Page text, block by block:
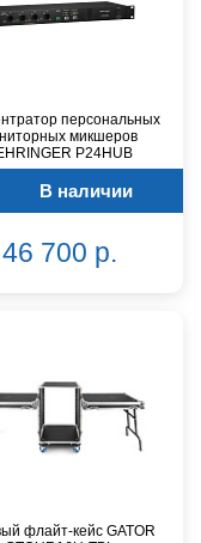
персональных
микшеров
P24HUB
В наличии
46 700 р.
флайт-кейс GATOR